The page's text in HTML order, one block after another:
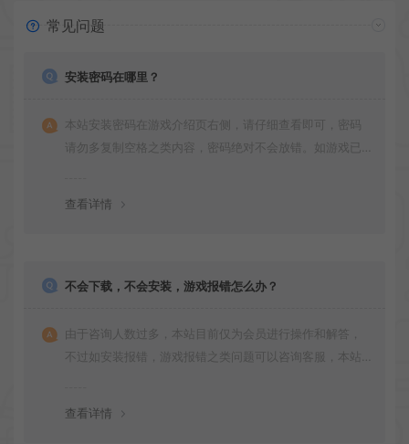
常见问题
安装密码在哪里？
本站安装密码在游戏介绍页右侧，请仔细查看即可，密码
请勿多复制空格之类内容，密码绝对不会放错。如游戏已
查看详情
不会下载，不会安装，游戏报错怎么办？
由于咨询人数过多，本站目前仅为会员进行操作和解答，
不过如安装报错，游戏报错之类问题可以咨询客服，本站
查看详情